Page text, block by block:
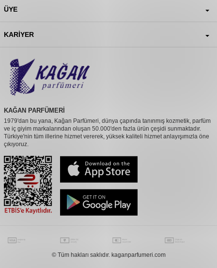
ÜYE
KARIYER
KAĞAN PARFÜMERİ
1979'dan bu yana, Kağan Parfümeri, dünya çapında tanınmış kozmetik, parfüm
ve iç giyim markalarından oluşan 50.000'den fazla ürün çeşidi sunmaktadır.
Türkiye'nin tüm illerine hizmet vererek, yüksek kaliteli hizmet anlayışımızla öne
çıkıyoruz.
© Tüm hakları saklıdır. kaganparfumeri.com